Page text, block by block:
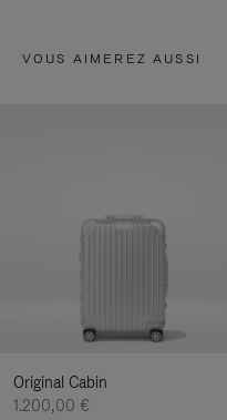
VOUS AIMEREZ AUSSI
Original Cabin
1.200,00 €